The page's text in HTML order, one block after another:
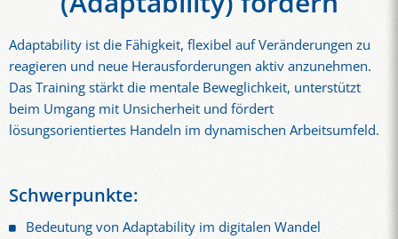
Adaptability ist die Fähigkeit, flexibel auf Veränderungen zu
reagieren und neue Herausforderungen aktiv anzunehmen.
Das Training stärkt die mentale Beweglichkeit, unterstützt
beim Umgang mit Unsicherheit und fördert
lösungsorientiertes Handeln im dynamischen Arbeitsumfeld.
Schwerpunkte:
Bedeutung von Adaptability im digitalen Wandel